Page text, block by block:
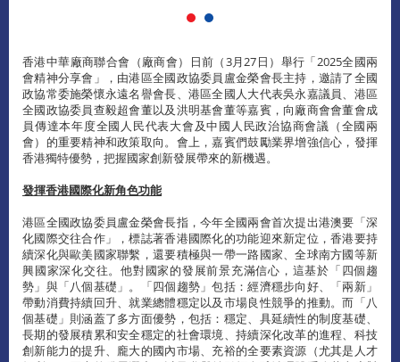
香港中華廠商聯合會（廠商會）日前（3月27日）舉行「2025全國兩
會精神分享會」，由港區全國政協委員盧金榮會長主持，邀請了全國
政協常委施榮懷永遠名譽會長、港區全國人大代表吳永嘉議員、港區
全國政協委員查毅超會董以及洪明基會董等嘉賓，向廠商會會董會成
員傳達本年度全國人民代表大會及中國人民政治協商會議（全國兩
會）的重要精神和政策取向。會上，嘉賓們鼓勵業界增強信心，發揮
香港獨特優勢，把握國家創新發展帶來的新機遇。
發揮香港國際化新角色功能
港區全國政協委員盧金榮會長指，今年全國兩會首次提出港澳要「深
化國際交往合作」，標誌著香港國際化的功能迎來新定位，香港要持
續深化與歐美國家聯繫，還要積極與一帶一路國家、全球南方國等新
興國家深化交往。他對國家的發展前景充滿信心，這基於「四個趨
勢」與「八個基礎」。「四個趨勢」包括：經濟穩步向好、「兩新」
帶動消費持續回升、就業總體穩定以及市場良性競爭的推動。而「八
個基礎」則涵蓋了多方面優勢，包括：穩定、具延續性的制度基礎、
長期的發展積累和安全穩定的社會環境、持續深化改革的進程、科技
創新能力的提升、龐大的國內市場、充裕的全要素資源（尤其是人才